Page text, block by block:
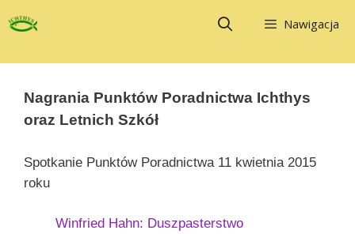
do
Nawigacja
Nagrania Punktów Poradnictwa Ichthys
oraz Letnich Szkół
Spotkanie Punktów Poradnictwa 11 kwietnia 2015
roku
Winfried Hahn: Duszpasterstwo